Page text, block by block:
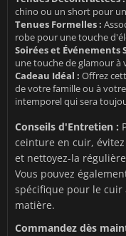
chino ou un short pour
Tenues Formelles :
robe pour une touche
Soirées et Événements
une touche de glamour à
Cadeau Idéal : Offrez
de votre famille ou à
intemporel qui sera
Conseils d'Entretien :
ceinture en cuir,
et nettoyez-la
Vous pouvez
spécifique pour le
matière.
Commandez dès